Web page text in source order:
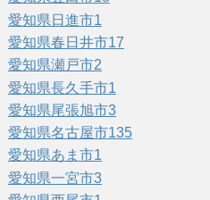
愛知県日進市1
愛知県春日井市17
愛知県瀬戸市2
愛知県長久手市1
愛知県尾張旭市3
愛知県名古屋市135
愛知県あま市1
愛知県一宮市3